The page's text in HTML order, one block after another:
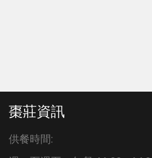
棗莊資訊
供餐時間: